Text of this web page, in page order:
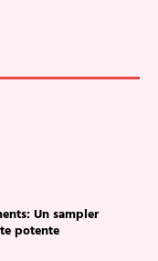
Un sampler
potente